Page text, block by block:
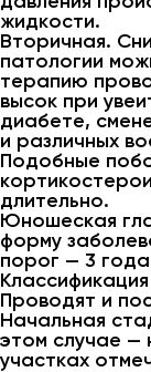
жидкости.
Вторичная.
патологии
терапию
высок при
диабете,
и различных
Подобные
длительно.
Юношеская
форму
порог — 3
Классификация
Проводят и
Начальная
этом случае —
участках